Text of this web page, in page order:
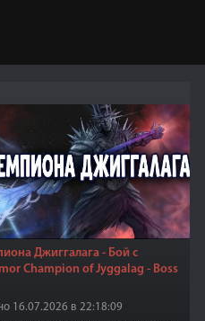
Джиггалага - Бой с
Champion of Jyggalag - Boss
16.07.2026 в 22:18:09